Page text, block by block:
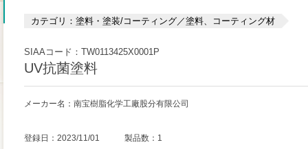
カテゴリ：塗料・塗装/コーティング／塗料、コーティング材
SIAAコード：TW0113425X0001P
UV抗菌塗料
メーカー名：南宝樹脂化学工廠股分有限公司
登録日：2023/11/01 製品数：1